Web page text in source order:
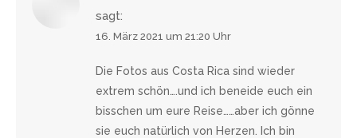
sagt:
16. März 2021 um 21:20 Uhr
Die Fotos aus Costa Rica sind wieder
extrem schön….und ich beneide euch ein
bisschen um eure Reise……aber ich gönne
sie euch natürlich von Herzen. Ich bin